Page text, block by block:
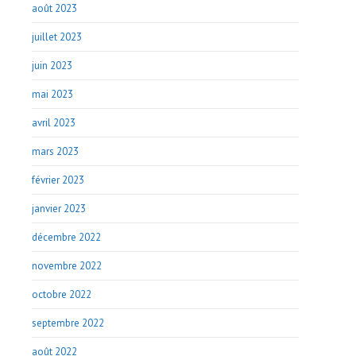
août 2023
juillet 2023
juin 2023
mai 2023
avril 2023
mars 2023
février 2023
janvier 2023
décembre 2022
novembre 2022
octobre 2022
septembre 2022
août 2022